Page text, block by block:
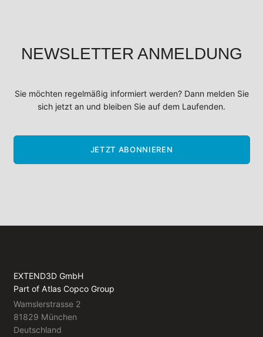
NEWSLETTER ANMELDUNG
Sie möchten regelmäßig informiert werden? Dann melden Sie
sich jetzt an und bleiben Sie auf dem Laufenden.
JETZT ABONNIEREN
EXTEND3D GmbH
Part of Atlas Copco Group
Wamslerstrasse 2
81829 München
Deutschland